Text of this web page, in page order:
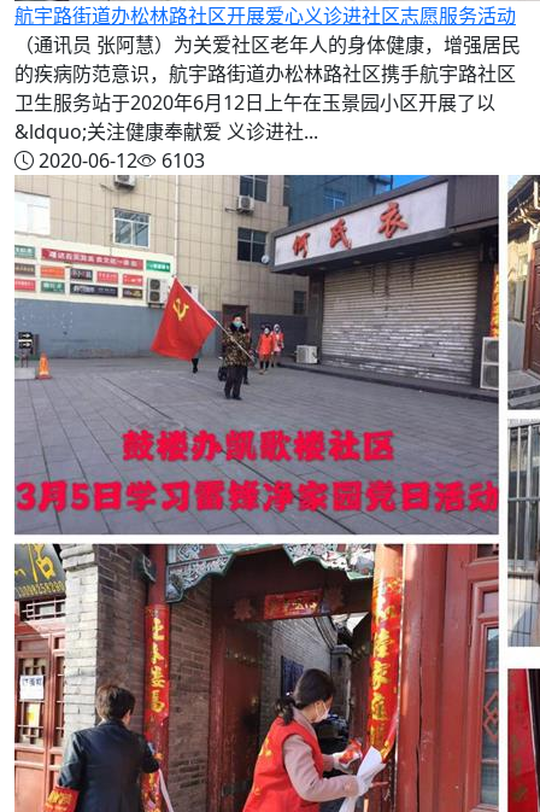
航宇路街道办松林路社区开展爱心义诊进社区志愿服务活动
（通讯员 张阿慧）为关爱社区老年人的身体健康，增强居民
的疾病防范意识，航宇路街道办松林路社区携手航宇路社区
卫生服务站于2020年6月12日上午在玉景园小区开展了以
&ldquo;关注健康奉献爱 义诊进社...
2020-06-12
6103